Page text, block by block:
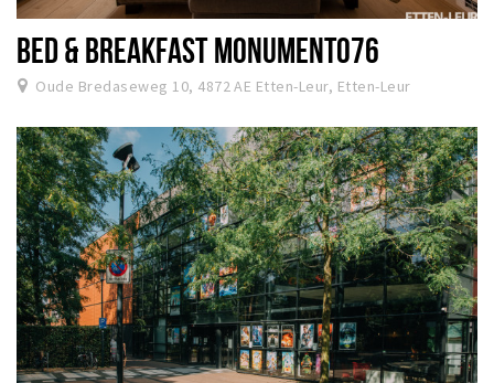
BED & BREAKFAST MONUMENT076
Oude Bredaseweg 10, 4872 AE Etten-Leur, Etten-Leur